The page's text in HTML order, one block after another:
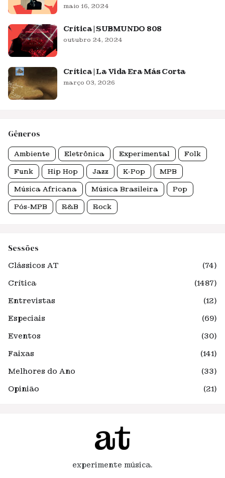
maio 16, 2024
Crítica | SUBMUNDO 808
outubro 24, 2024
Crítica | La Vida Era Más Corta
março 03, 2026
Gêneros
Ambiente Eletrônica Experimental Folk
Funk Hip Hop Jazz K-Pop MPB
Música Africana Música Brasileira Pop
Pós-MPB R&B Rock
Sessões
Clássicos AT
(74)
Crítica
(1487)
Entrevistas
(12)
Especiais
(69)
Eventos
(30)
Faixas
(141)
Melhores do Ano
(33)
Opinião
(21)
experimente música.